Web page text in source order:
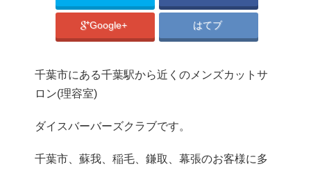
Google+ はてブ
千葉市にある千葉駅から近くのメンズカットサ
ロン(理容室)
ダイスバーバーズクラブです。
千葉市、蘇我、稲毛、鎌取、幕張のお客様に多